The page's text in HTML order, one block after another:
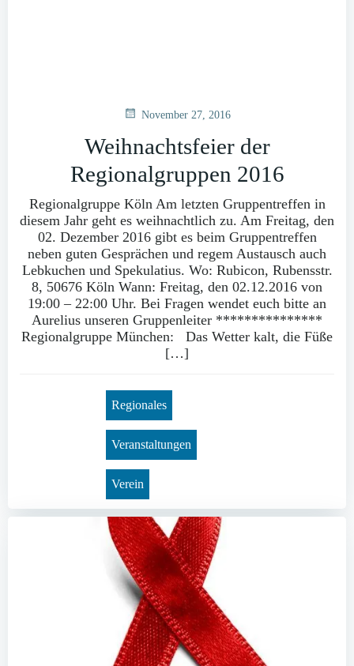
November 27, 2016
Weihnachtsfeier der
Regionalgruppen 2016
Regionalgruppe Köln Am letzten Gruppentreffen in
diesem Jahr geht es weihnachtlich zu. Am Freitag, den
02. Dezember 2016 gibt es beim Gruppentreffen
neben guten Gesprächen und regem Austausch auch
Lebkuchen und Spekulatius. Wo: Rubicon, Rubensstr.
8, 50676 Köln Wann: Freitag, den 02.12.2016 von
19:00 – 22:00 Uhr. Bei Fragen wendet euch bitte an
Aurelius unseren Gruppenleiter ***************
Regionalgruppe München: Das Wetter kalt, die Füße
[…]
Regionales
Veranstaltungen
Verein